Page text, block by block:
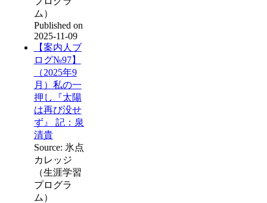
ム）
Published on
2025-11-09
【案内人ブ
ログ№97】
（2025年9
月）私の一
押し『太陽
は再び没せ
ず』 記：泉
清貴
Source: 氷点
カレッジ
（生涯学習
プログラ
ム）